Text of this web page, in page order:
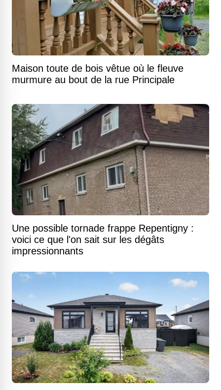
Maison toute de bois vêtue où le fleuve
murmure au bout de la rue Principale
Une possible tornade frappe Repentigny :
voici ce que l'on sait sur les dégâts
impressionnants